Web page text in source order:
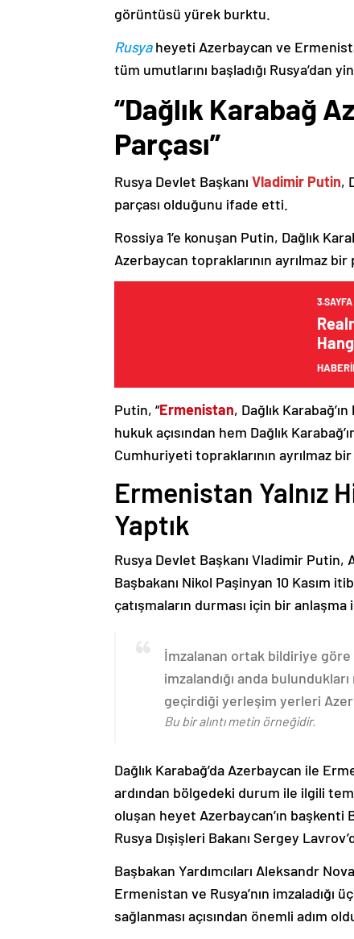
görüntüsü yürek burktu.
Rusyaheyeti Azerbaycan ve
tüm umutlarını başladığı Rusya’dan
“Dağlık Karabağ
Parçası”
Rusya Devlet Başkanı Vladimir Putin,
parçası olduğunu ifade etti.
Rossiya 1’e konuşan Putin, Dağlık
Azerbaycan topraklarının ayrılmaz
3.SAYFA
Putin, “Ermenistan, Dağlık
hukuk açısından hem Dağlık
Cumhuriyeti topraklarının ayrılmaz
Ermenistan Yalnız
Yaptık
Rusya Devlet Başkanı Vladimir
Başbakanı Nikol Paşinyan 10 Kasım
çatışmaların durması için bir anlaşma
İmzalanan ortak bildiriye
imzalandığı anda
geçirdiği yerleşim yerleri
Bu bir alıntı metin örneğidir.
Dağlık Karabağ’da Azerbaycan ile
ardından bölgedeki durum ile ilgili
oluşan heyet Azerbaycan’ın başkenti
Rusya Dışişleri Bakanı Sergey
Başbakan Yardımcıları Aleksandr
Ermenistan ve Rusya’nın imzaladığı
sağlanması açısından önemli adım